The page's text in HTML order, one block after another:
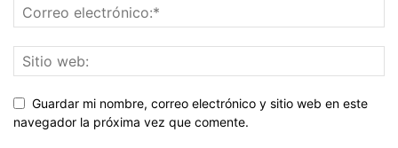
Guardar mi nombre, correo electrónico y sitio web en este
navegador la próxima vez que comente.